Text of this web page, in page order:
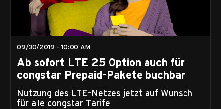
09/30/2019 - 10:00 AM
Ab sofort LTE 25 Option auch für
congstar Prepaid-Pakete buchbar
Nutzung des LTE-Netzes jetzt auf Wunsch
für alle congstar Tarife